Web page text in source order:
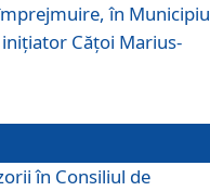
în
inițiator Cățoi Marius-
în Consiliul de